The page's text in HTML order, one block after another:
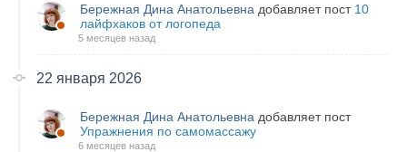
Бережная Дина Анатольевна добавляет пост 10
лайфхаков от логопеда
5 месяцев назад
22 января 2026
Бережная Дина Анатольевна добавляет пост
Упражнения по самомассажу
6 месяцев назад